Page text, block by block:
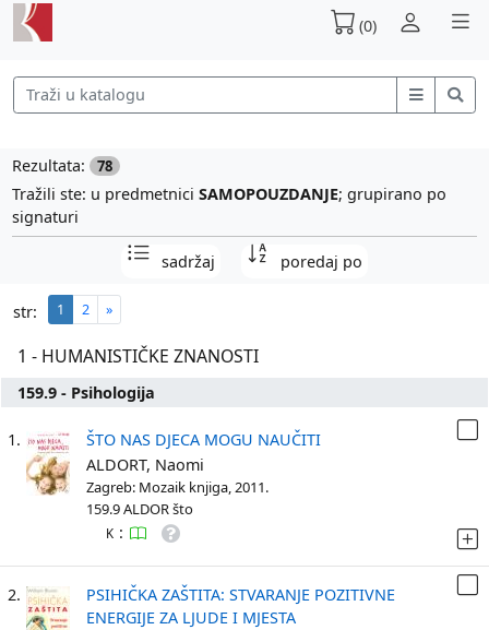
(0)
Rezultata: 78
Tražili ste: u predmetnici SAMOPOUZDANJE; grupirano po
signaturi
sadržaj poredaj po
str: 1 2 »
1 - HUMANISTIČKE ZNANOSTI
159.9 - Psihologija
1.
ŠTO NAS DJECA MOGU NAUČITI
ALDORT, Naomi
Zagreb: Mozaik knjiga, 2011.
159.9 ALDOR što
K :
2.
PSIHIČKA ZAŠTITA: STVARANJE POZITIVNE
ENERGIJE ZA LJUDE I MJESTA